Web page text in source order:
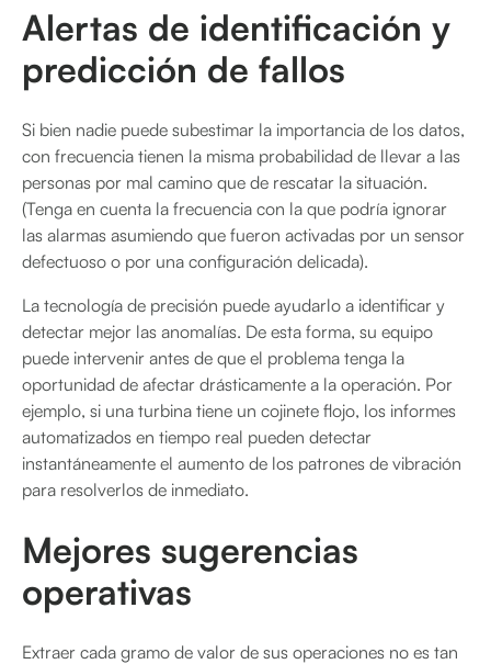
Alertas de identificación y
predicción de fallos
Si bien nadie puede subestimar la importancia de los datos,
con frecuencia tienen la misma probabilidad de llevar a las
personas por mal camino que de rescatar la situación.
(Tenga en cuenta la frecuencia con la que podría ignorar
las alarmas asumiendo que fueron activadas por un sensor
defectuoso o por una configuración delicada).
La tecnología de precisión puede ayudarlo a identificar y
detectar mejor las anomalías. De esta forma, su equipo
puede intervenir antes de que el problema tenga la
oportunidad de afectar drásticamente a la operación. Por
ejemplo, si una turbina tiene un cojinete flojo, los informes
automatizados en tiempo real pueden detectar
instantáneamente el aumento de los patrones de vibración
para resolverlos de inmediato.
Mejores sugerencias
operativas
Extraer cada gramo de valor de sus operaciones no es tan